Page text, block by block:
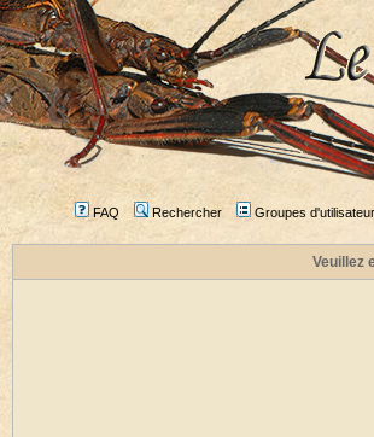
FAQ Rechercher Groupes
Veuillez